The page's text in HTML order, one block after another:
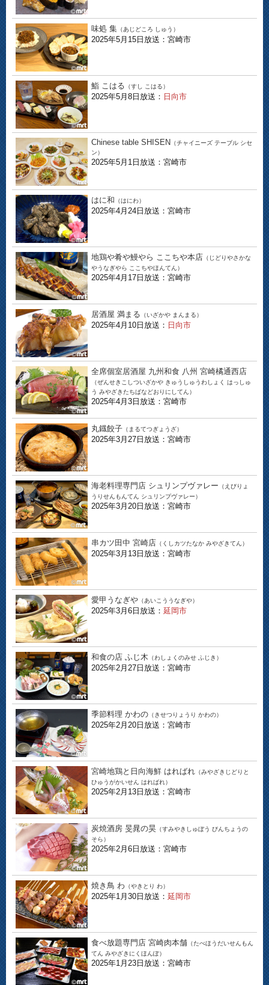
味処 集 （あじどころ しゅう）
2025年5月15日放送：宮崎市
鮨 こはる （すし こはる）
2025年5月8日放送： 日向市
Chinese table SHISEN （チャイニーズ テーブル シセ
ン）
2025年5月1日放送：宮崎市
はに和 （はにわ）
2025年4月24日放送：宮崎市
地鶏や肴や鰻やら ここちや本店 （じどりやさかな
やうなぎやら ここちやほんてん）
2025年4月17日放送：宮崎市
居酒屋 満まる （いざかや まんまる）
2025年4月10日放送： 日向市
全席個室居酒屋 九州和食 八州 宮崎橘通西店
（ぜんせきこしついざかや きゅうしゅうわしょく はっしゅ
う みやざきたちばなどおりにしてん）
2025年4月3日放送：宮崎市
丸鐡餃子 （まるてつぎょうざ）
2025年3月27日放送：宮崎市
海老料理専門店 シュリンプヴァレー （えびりょ
うりせんもんてん シュリンプヴァレー）
2025年3月20日放送：宮崎市
串カツ田中 宮崎店 （くしカツたなか みやざきてん）
2025年3月13日放送：宮崎市
愛甲うなぎや （あいこううなぎや）
2025年3月6日放送： 延岡市
和食の店 ふじ木 （わしょくのみせ ふじき）
2025年2月27日放送：宮崎市
季節料理 かわの （きせつりょうり かわの）
2025年2月20日放送：宮崎市
宮崎地鶏と日向海鮮 はればれ （みやざきじどりと
ひゅうがかいせん はればれ）
2025年2月13日放送：宮崎市
炭焼酒房 旻晁の昊 （すみやきしゅぼう びんちょうの
そら）
2025年2月6日放送：宮崎市
焼き鳥 わ （やきとり わ）
2025年1月30日放送： 延岡市
食べ放題専門店 宮崎肉本舗 （たべほうだいせんもん
てん みやざきにくほんぽ）
2025年1月23日放送：宮崎市